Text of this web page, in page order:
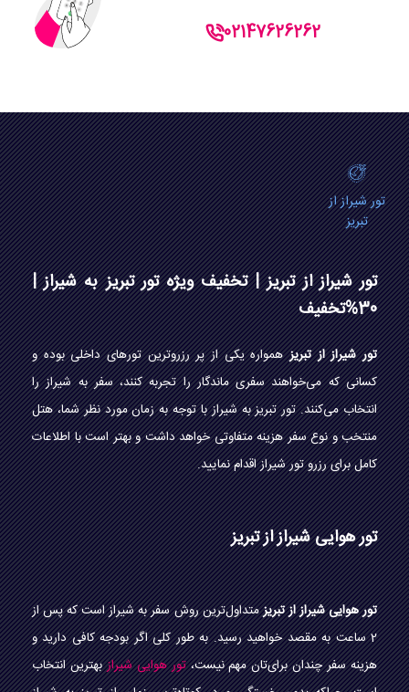
02147626262
تور شیراز از
تبریز
تور شیراز از تبریز | تخفیف ویژه تور تبریز به شیراز |
30%تخفیف
تور شیراز از تبریزهمواره یکی از پر رزروترین تورهای داخلی بوده و
کسانی که می‌خواهند سفری ماندگار را تجربه کنند، سفر به شیراز را
انتخاب می‌کنند. تور تبریز به شیراز با توجه به زمان مورد نظر شما، هتل
منتخب و نوع سفر هزینه متفاوتی خواهد داشت و بهتر است با اطلاعات
کامل برای رزرو تور شیراز اقدام نمایید.
تور هوایی شیراز از تبریز
تور هوایی شیراز از تبریزمتداول‌ترین روش سفر به شیراز است که پس از
2 ساعت به مقصد خواهید رسید. به طور کلی اگر بودجه کافی دارید و
هزینه سفر چندان برای‌تان مهم نیست،تور هوایی شیرازبهترین انتخاب